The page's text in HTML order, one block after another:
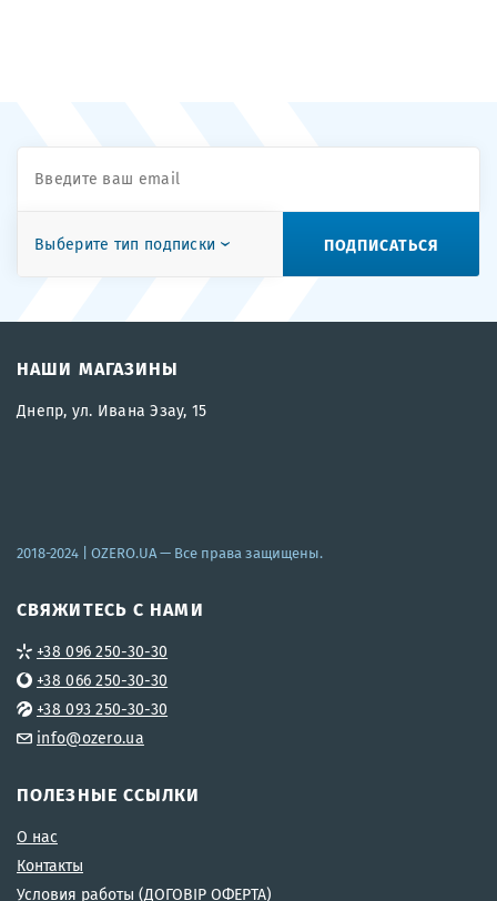
Выберите тип подписки ПОДПИСАТЬСЯ
НАШИ МАГАЗИНЫ
Днепр, ул. Ивана Эзау, 15
2018-2024 | OZERO.UA— Все права защищены.
СВЯЖИТЕСЬ С НАМИ
+38 096 250-30-30
+38 066 250-30-30
+38 093 250-30-30
info@ozero.ua
ПОЛЕЗНЫЕ ССЫЛКИ
О нас
Контакты
Условия работы (ДОГОВІР ОФЕРТА)